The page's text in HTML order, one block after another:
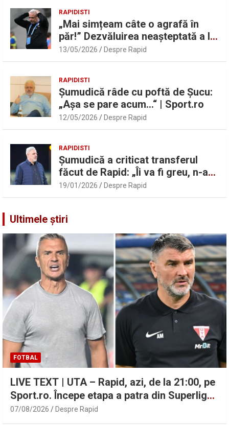
RAPIDISTI
„Mai simțeam câte o agrafă în
păr!” Dezvăluirea neașteptată a lui
Marius Șumudică despre Daniel
Pancu
13/05/2026 Despre Rapid
RAPIDISTI
Șumudică râde cu poftă de Șucu:
„Așa se pare acum…“ | Sport.ro
12/05/2026 Despre Rapid
RAPIDISTI
Șumudică a criticat transferul
făcut de Rapid: „Îi va fi greu, n-am
înțeles”
19/01/2026 Despre Rapid
Ultimele știri
FOTBAL
LIVE TEXT | UTA – Rapid, azi, de la 21:00, pe
Sport.ro. Începe etapa a patra din Superligă!
| Sport.ro
07/08/2026 Despre Rapid